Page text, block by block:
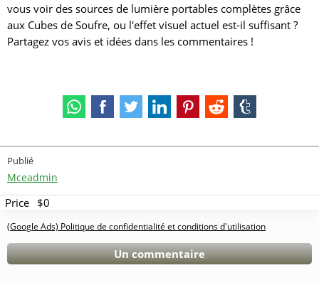
vous voir des sources de lumière portables complètes grâce
aux Cubes de Soufre, ou l'effet visuel actuel est-il suffisant ?
Partagez vos avis et idées dans les commentaires !
Publié
Mceadmin
Price $0
(Google Ads) Politique de confidentialité et conditions d'utilisation
Un commentaire